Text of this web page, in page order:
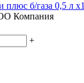
плюс б/газа 0,5 л x1
Компания
+